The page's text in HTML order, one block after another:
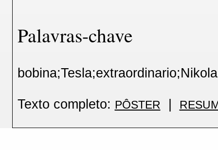
Palavras-chave
Texto completo: PÔSTER |